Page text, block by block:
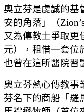
奧立芬是虔誠的基
安的角落」（
又為傳教士爭取更
元），租借一套位
也曾在這所醫院習
奧立芬熱心傳教事
芬名下的商船「羅